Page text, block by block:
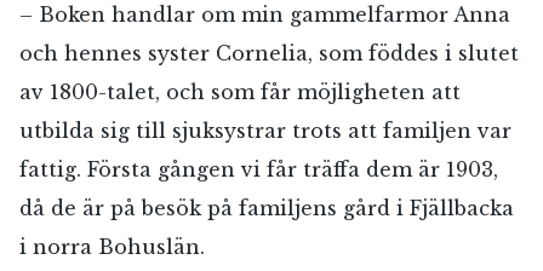
– Boken handlar om min gammelfarmor Anna
och hennes syster Cornelia, som föddes i slutet
av 1800-talet, och som får möjligheten att
utbilda sig till sjuksystrar trots att familjen var
fattig. Första gången vi får träffa dem är 1903,
då de är på besök på familjens gård i Fjällbacka
i norra Bohuslän.